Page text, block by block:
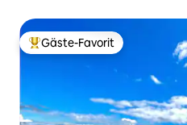
Beliebter Gäste-Favorit.
Gäste-Favorit